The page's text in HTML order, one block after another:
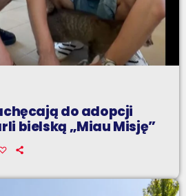
do adopcji
bielską „Miau Misję”